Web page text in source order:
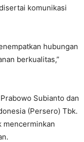
komunikasi
hubungan
berkualitas,”
Subianto dan
(Persero) Tbk.
mencerminkan